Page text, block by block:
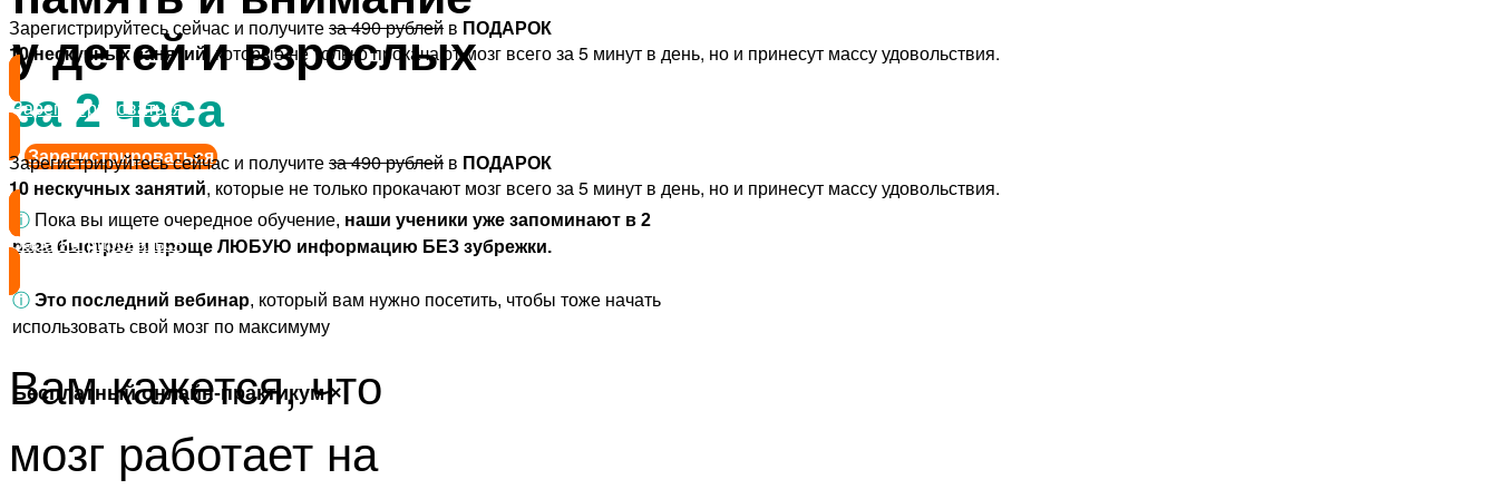
у детей и взрослых
за 2 часа
Зарегистрироваться
ⓘ Пока вы ищете очередное обучение, наши ученики уже запоминают в 2
раза быстрее и проще ЛЮБУЮ информацию БЕЗ зубрежки.
ⓘ Это последний вебинар, который вам нужно посетить, чтобы тоже начать
использовать свой мозг по максимуму
Бесплатный онлайн-практикум ×
Зарегистрируйтесь сейчас и получитеза 490 рублей в ПОДАРОК
10 нескучных занятий, которые не только прокачают мозг всего за 5 минут в день, но и принесут массу удовольствия.
Зарегистрироваться
Зарегистрируйтесь сейчас и получитеза 490 рублей в ПОДАРОК
10 нескучных занятий, которые не только прокачают мозг всего за 5 минут в день, но и принесут массу удовольствия.
Зарегистрироваться
Вам кажется, что
мозг работает на